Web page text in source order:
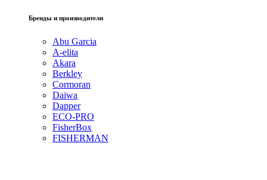
Бренды и производители
Abu Garcia
A-elita
Akara
Berkley
Cormoran
Daiwa
Dapper
ECO-PRO
FisherBox
FISHERMAN